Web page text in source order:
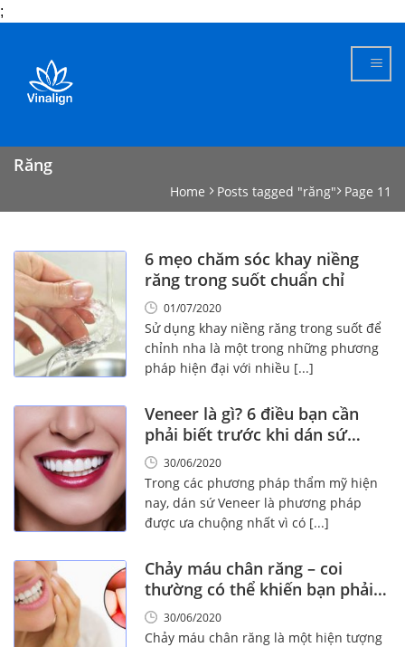
;
content
Răng
Home Posts tagged "răng" Page 11
6 mẹo chăm sóc khay niềng
răng trong suốt chuẩn chỉ
01/07/2020
Sử dụng khay niềng răng trong suốt để
chỉnh nha là một trong những phương
pháp hiện đại với nhiều [...]
Veneer là gì? 6 điều bạn cần
phải biết trước khi dán sứ
Veneer
30/06/2020
Trong các phương pháp thẩm mỹ hiện
nay, dán sứ Veneer là phương pháp
được ưa chuộng nhất vì có [...]
Chảy máu chân răng – coi
thường có thể khiến bạn phải
trả giá đắt!
30/06/2020
Chảy máu chân răng là một hiện tượng